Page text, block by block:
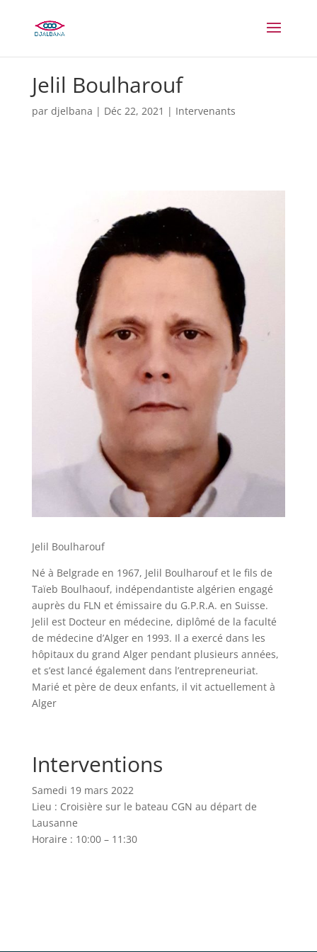
Jelil Boulharouf
par djelbana | Déc 22, 2021 | Intervenants
Jelil Boulharouf
Né à Belgrade en 1967, Jelil Boulharouf et le fils de
Taïeb Boulhaouf, indépendantiste algérien engagé
auprès du FLN et émissaire du G.P.R.A. en Suisse.
Jelil est Docteur en médecine, diplômé de la faculté
de médecine d’Alger en 1993. Il a exercé dans les
hôpitaux du grand Alger pendant plusieurs années,
et s’est lancé également dans l’entrepreneuriat.
Marié et père de deux enfants, il vit actuellement à
Alger
Interventions
Samedi 19 mars 2022
Lieu : Croisière sur le bateau CGN au départ de
Lausanne
Horaire : 10:00 – 11:30